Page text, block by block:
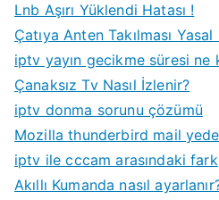
Lnb Aşırı Yüklendi Hatası !
Çatıya Anten Takılması Yasal
iptv yayın gecikme süresi ne
Çanaksız Tv Nasıl İzlenir?
iptv donma sorunu çözümü
Mozilla thunderbird mail
iptv ile cccam arasındaki fark
Akıllı Kumanda nasıl